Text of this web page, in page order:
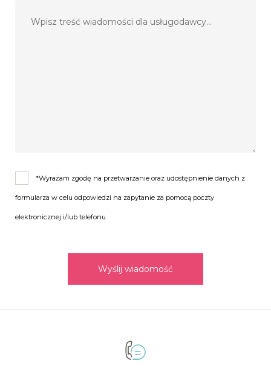
*Wyrażam zgodę na przetwarzanie oraz udostępnienie danych z
formularza w celu odpowiedzi na zapytanie za pomocą poczty
elektronicznej i/lub telefonu
Wyślij wiadomość